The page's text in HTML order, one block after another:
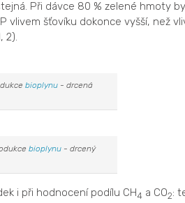
Při dávce 80 % zelené hmoty
vlivem šťovíku dokonce vyšší, než
2).
bioplynu - drcená
bioplynu - drcený
i při hodnocení podílu CH4 a CO2: